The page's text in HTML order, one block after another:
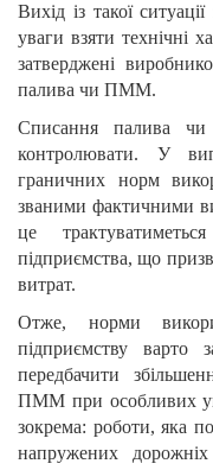
Вихід із такої
уваги взяти технічні
затверджені
палива чи ПММ.
Списання палива
контролювати. У
граничних норм
званими фактичними
це
підприємства, що
витрат.
Отже, норми
підприємству варто
передбачити
ПММ при особливих
зокрема: роботи, яка
напружених